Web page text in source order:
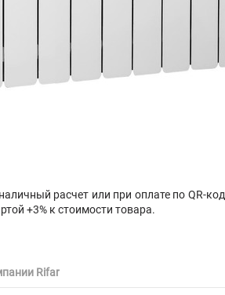
расчет или при оплате по QR-
+3% к стоимости товара.
Rifar